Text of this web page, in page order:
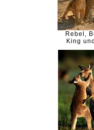
Rebel,
King